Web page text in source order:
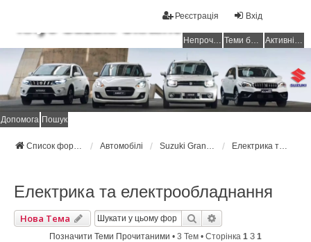
Вхід
Реєстрація
Непрочитані повідомлення Теми без відповідей Активні теми
Клуб Suzuki Ukraine
Допомога Пошук
Список форумів Suzuki Ukraine Автомобілі Suzuki Grand Vitara Електрика та електрообладнання
Електрика та електрообладнання
Нова Тема Пошук
Позначити Теми Прочитаними • 3 Тем • Сторінка 1 З 1